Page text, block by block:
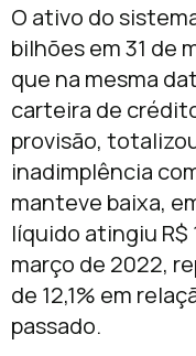
O ativo do
bilhões em 31 de
que na mesma
carteira de
provisão,
inadimplência
manteve baixa,
líquido atingiu R$
março de 2022,
de 12,1% em
passado.